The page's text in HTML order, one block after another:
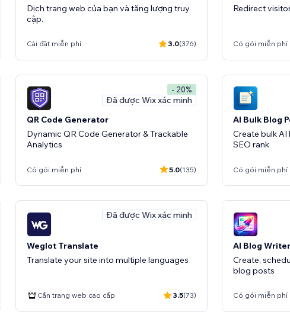
Dịch trang web của bạn và tăng lượng truy
cập.
Cài đặt miễn phí 3.0(376)
Redirect
Có gói miễn phí
- 20%
Đã được Wix xác minh
QR Code Generator
Dynamic QR Code Generator & Trackable
Analytics
Có gói miễn phí 5.0(135)
AI Bulk Blog
Create bulk
SEO rank
Có gói miễn phí
Đã được Wix xác minh
Weglot Translate
Translate your site into multiple languages
Cần trang web cao cấp 3.5(73)
AI Blog
Create,
blog posts
Có gói miễn phí